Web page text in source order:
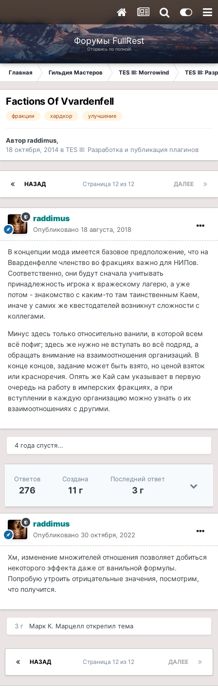
Форумы FullRest
Оторвись по полной!
Главная Гильдия Мастеров TES III: Morrowind TES III:
Factions Of Vvardenfell
фракции хардкор улучшение
Авторraddimus,
18 октября, 2014 в TES III: Разработка и публикация плагинов
НАЗАД ДАЛЕЕ
Страница 12 из 12
raddimus
Опубликовано 18 августа, 2018
В концепции мода имеется базовое предположение, что на
Вварденфелле членство во фракциях важно для НИПов.
Соответственно, они будут сначала учитывать
принадлежность игрока к вражескому лагерю, а уже
потом - знакомство с каким-то там таинственным Каем,
иначе у самих же квестодателей возникнут сложности с
коллегами.
Минус здесь только относительно ванили, в которой всем
всё пофиг; здесь же нужно не вступать во всё подряд, а
обращать внимание на взаимоотношения организаций. В
конце концов, задание может быть взято, но ценой взяток
или красноречия. Опять же Кай сам указывает в первую
очередь на работу в имперских фракциях, а при
вступлении в каждую организацию можно узнать о их
взаимоотношениях с другими.
4 года спустя...
Ответов
276
Создана
11 г
Последний ответ
3 г
raddimus
Опубликовано 30 октября, 2022
Хм, изменение множителей отношения позволяет добиться
некоторого эффекта даже от ванильной формулы.
Попробую утроить отрицательные значения, посмотрим,
что получится.
3 г Марк К. Марцелл открепил тема
НАЗАД ДАЛЕЕ
Страница 12 из 12